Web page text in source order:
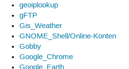
geoiplookup
gFTP
Gis_Weather
GNOME_Shell/Online-Konten
Gobby
Google_Chrome